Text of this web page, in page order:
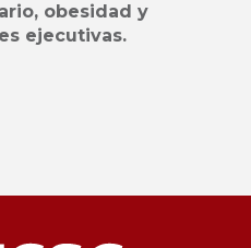
obesidad y
ejecutivas.